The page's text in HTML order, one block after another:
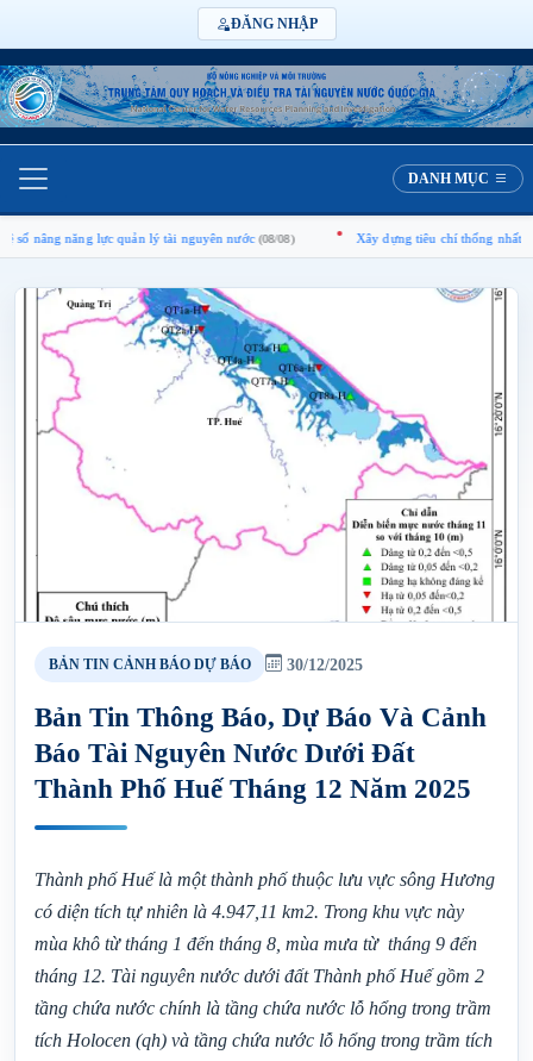
ĐĂNG NHẬP
DANH MỤC
năng lực quản lý tài nguyên nước(08/08) Xây dựng tiêu chí thống nhất nhận
BẢN TIN CẢNH BÁO DỰ BÁO 30/12/2025
Bản Tin Thông Báo, Dự Báo Và Cảnh
Báo Tài Nguyên Nước Dưới Đất
Thành Phố Huế Tháng 12 Năm 2025
Thành phố Huế là một thành phố thuộc lưu vực sông Hương
có diện tích tự nhiên là 4.947,11 km2. Trong khu vực này
mùa khô từ tháng 1 đến tháng 8, mùa mưa từ tháng 9 đến
tháng 12. Tài nguyên nước dưới đất Thành phố Huế gồm 2
tầng chứa nước chính là tầng chứa nước lỗ hổng trong trầm
tích Holocen (qh) và tầng chứa nước lỗ hổng trong trầm tích